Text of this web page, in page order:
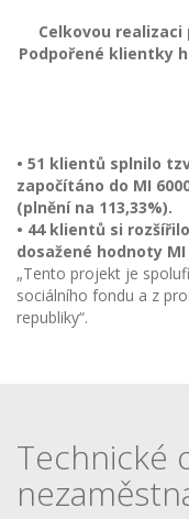
Celkovou
Podpořené klientky
• 51 klientů splnilo
započítáno do MI
(plnění na 113,33%).
• 44 klientů si
dosažené hodnoty MI
„Tento projekt je
sociálního fondu a z
republiky“.
Technické